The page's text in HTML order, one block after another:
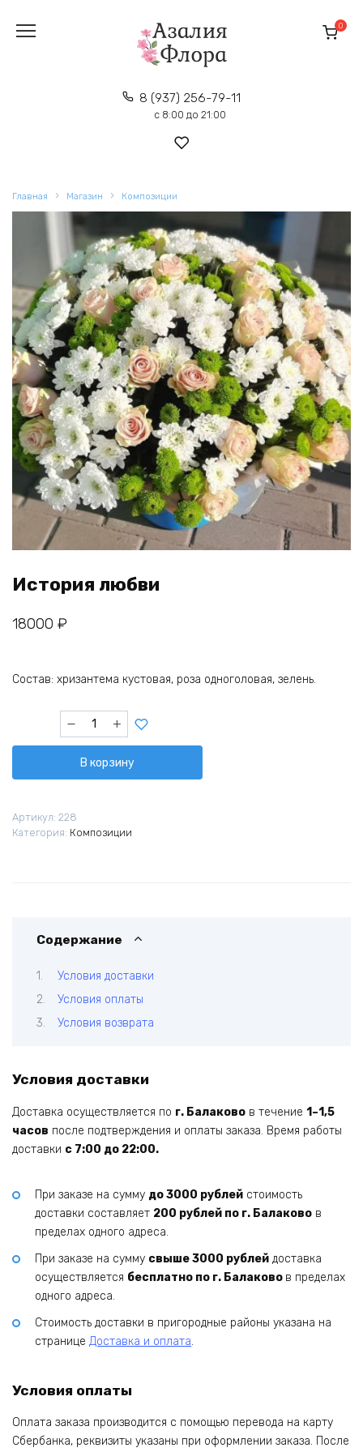
содержанию
8 (937) 256-79-11
с 8:00 до 21:00
0
Главная Магазин Композиции
История любви
18000 ₽
Состав: хризантема кустовая, роза одноголовая, зелень.
Количество
товара
любвиВ корзину
Артикул: 228
Категория: Композиции
Содержание
Условия доставки
Условия оплаты
Условия возврата
Условия доставки
Доставка осуществляется по г. Балаково в течение 1–1,5
часов после подтверждения и оплаты заказа. Время работы
доставки с 7:00 до 22:00.
При заказе на сумму до 3000 рублей стоимость
доставки составляет 200 рублей по г. Балаково в
пределах одного адреса.
При заказе на сумму свыше 3000 рублей доставка
осуществляется бесплатно по г. Балаково в пределах
одного адреса.
Стоимость доставки в пригородные районы указана на
странице Доставка и оплата.
Условия оплаты
Оплата заказа производится с помощью перевода на карту
Сбербанка, реквизиты указаны при оформлении заказа. После